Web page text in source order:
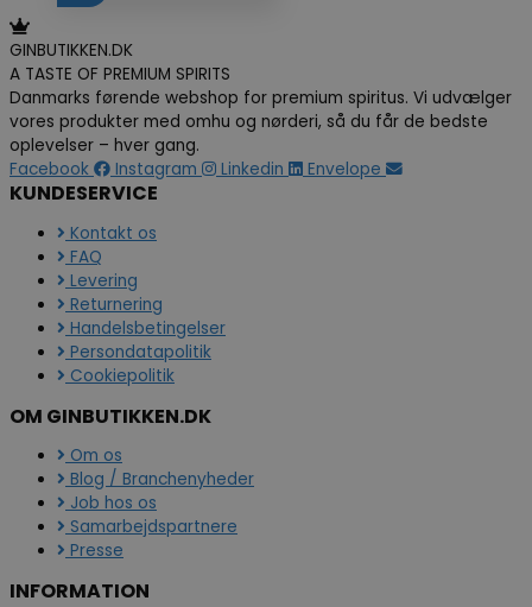
GINBUTIKKEN.DK
A TASTE OF PREMIUM SPIRITS
Danmarks førende webshop for premium spiritus. Vi udvælger
vores produkter med omhu og nørderi, så du får de bedste
oplevelser – hver gang.
Facebook
Instagram Linkedin Envelope
KUNDESERVICE
Kontakt os
FAQ
Levering
Returnering
Handelsbetingelser
Persondatapolitik
Cookiepolitik
OM GINBUTIKKEN.DK
Om os
Blog / Branchenyheder
Job hos os
Samarbejdspartnere
Presse
INFORMATION